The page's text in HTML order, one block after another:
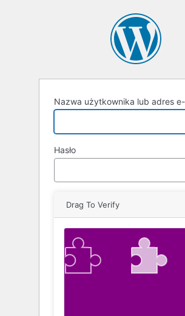
Nazwa użytkownika lub adres
Hasło
Drag To Verify